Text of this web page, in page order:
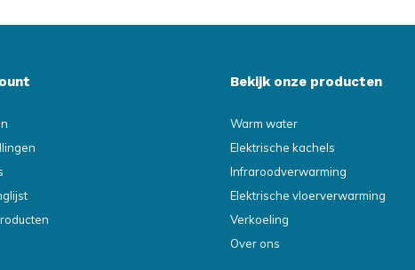
Bekijk onze producten
Warm water
Elektrische kachels
Infraroodverwarming
Elektrische vloerverwarming
Verkoeling
Over ons